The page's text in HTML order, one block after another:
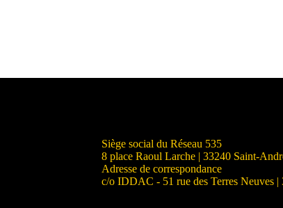
Siège social du Réseau 535
8 place Raoul Larche | 33240 Saint-
Adresse de correspondance
c/o IDDAC - 51 rue des Terres Neuves |